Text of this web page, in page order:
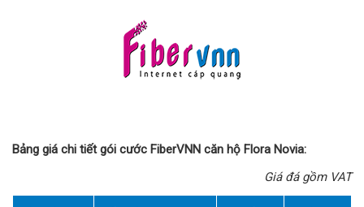
Bảng giá chi tiết gói cước FiberVNN căn hộ Flora Novia:
Giá đá gồm VAT